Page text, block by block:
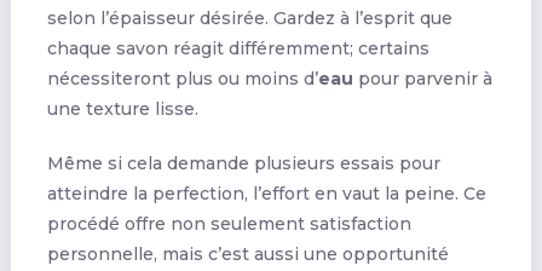
selon l’épaisseur désirée. Gardez à l’esprit que
chaque savon réagit différemment; certains
nécessiteront plus ou moins d’eau pour parvenir à
une texture lisse.
Même si cela demande plusieurs essais pour
atteindre la perfection, l’effort en vaut la peine. Ce
procédé offre non seulement satisfaction
personnelle, mais c’est aussi une opportunité